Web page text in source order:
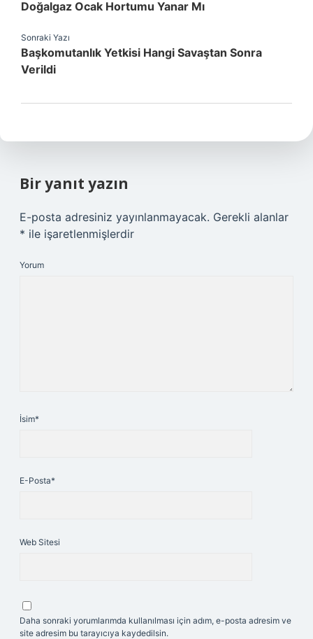
Doğalgaz Ocak Hortumu Yanar Mı
Sonraki Yazı
Başkomutanlık Yetkisi Hangi Savaştan Sonra
Verildi
Bir yanıt yazın
E-posta adresiniz yayınlanmayacak. Gerekli alanlar
* ile işaretlenmişlerdir
Yorum
İsim*
E-Posta*
Web Sitesi
Daha sonraki yorumlarımda kullanılması için adım, e-posta adresim ve
site adresim bu tarayıcıya kaydedilsin.